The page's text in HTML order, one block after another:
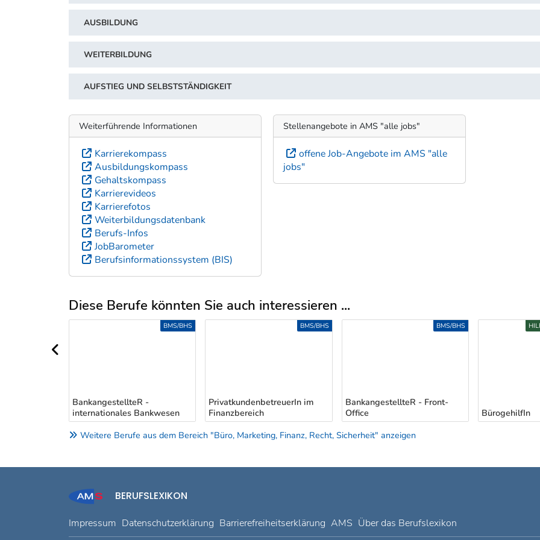
AUSBILDUNG
WEITERBILDUNG
AUFSTIEG UND SELBSTSTÄNDIGKEIT
Weiterführende Informationen
Karrierekompass
Ausbildungskompass
Gehaltskompass
Karrierevideos
Karrierefotos
Weiterbildungsdatenbank
Berufs-Infos
JobBarometer
Berufsinformationssystem (BIS)
Stellenangebote in AMS "alle jobs"
offene Job-Angebote im AMS "alle
jobs"
Diese Berufe könnten Sie auch interessieren ...
Uber weitere Berufsvorschläge
BankangestellteR -
internationales Bankwesen
BMS/BHS
PrivatkundenbetreuerIn im
Finanzbereich
BMS/BHS
BankangestellteR - Front-
Office
BMS/BHS
BürogehilfIn
Weitere Berufe aus dem Bereich "Büro, Marketing, Finanz, Recht, Sicherheit" anzeigen
BERUFSLEXIKON
Impressum Datenschutzerklärung Barrierefreiheitserklärung AMS Über das Berufslexikon